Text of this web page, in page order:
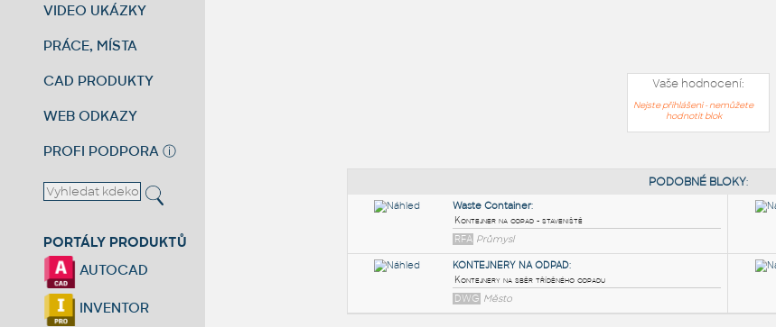
VIDEO UKÁZKY
PRÁCE, MÍSTA
CAD PRODUKTY
WEB ODKAZY
PROFI PODPORA ⓘ
PORTÁLY PRODUKTŮ
AUTOCAD
INVENTOR
Vaše hodnocení:
Nejste přihlášeni - nemůžete
hodnotit blok